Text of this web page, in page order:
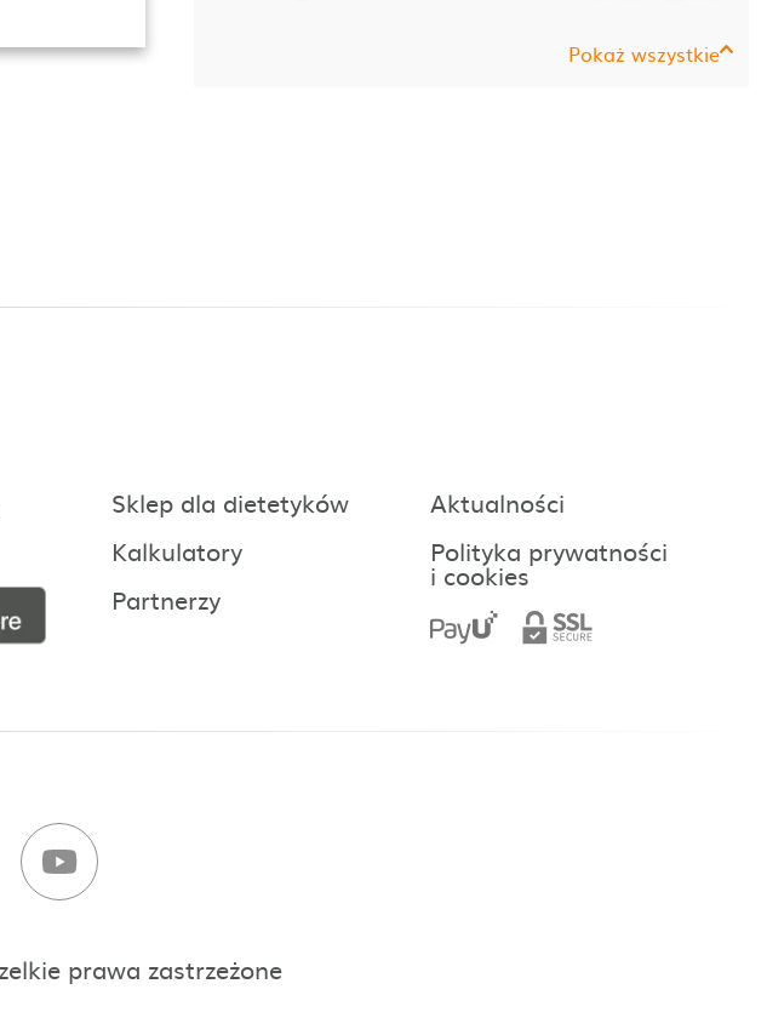
Pokaż wszystkie
Sklep dla dietetyków
Kalkulatory
Partnerzy
Aktualności
Polityka prywatności
i cookies
prawa zastrzeżone